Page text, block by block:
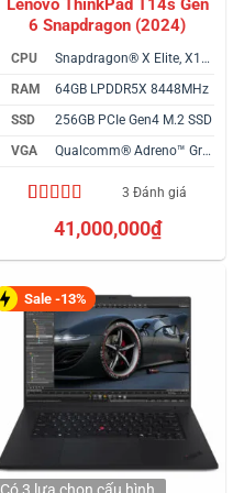
Lenovo ThinkPad T14s Gen
6 Snapdragon (2024)
CPU
Snapdragon® X Elite, X1E-78-100
RAM
64GB LPDDR5X 8448MHz
SSD
256GB PCIe Gen4 M.2 SSD
VGA
Qualcomm® Adreno™ Graphics
4.67trên 5
dựa trên
3 Đánh giá
41,000,000₫
Sale -13%